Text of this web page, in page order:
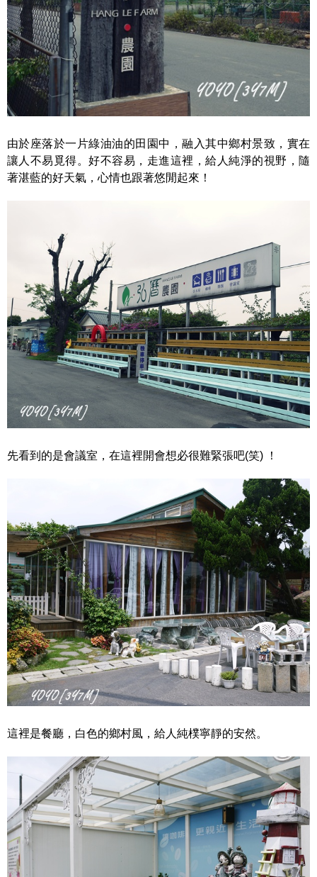
由於座落於一片綠油油的田園中，融入其中鄉村景致，實在
讓人不易覓得。好不容易，走進這裡，給人純淨的視野，隨
著湛藍的好天氣，心情也跟著悠閒起來！
先看到的是會議室，在這裡開會想必很難緊張吧(笑) ！
這裡是餐廳，白色的鄉村風，給人純樸寧靜的安然。